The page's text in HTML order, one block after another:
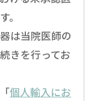
。
は当院医師の
きを行ってお
個人輸入にお